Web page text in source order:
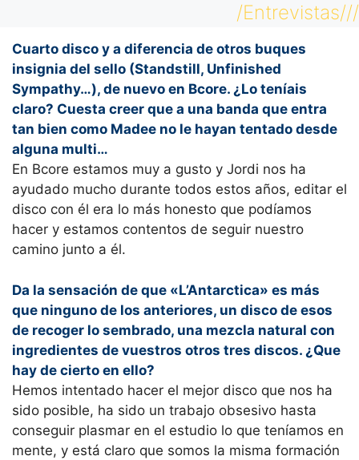
/Entrevistas///
Cuarto disco y a diferencia de otros buques
insignia del sello (Standstill, Unfinished
Sympathy…), de nuevo en Bcore. ¿Lo teníais
claro? Cuesta creer que a una banda que entra
tan bien como Madee no le hayan tentado desde
alguna multi…
En Bcore estamos muy a gusto y Jordi nos ha
ayudado mucho durante todos estos años, editar el
disco con él era lo más honesto que podíamos
hacer y estamos contentos de seguir nuestro
camino junto a él.
Da la sensación de que «L’Antarctica» es más
que ninguno de los anteriores, un disco de esos
de recoger lo sembrado, una mezcla natural con
ingredientes de vuestros otros tres discos. ¿Que
hay de cierto en ello?
Hemos intentado hacer el mejor disco que nos ha
sido posible, ha sido un trabajo obsesivo hasta
conseguir plasmar en el estudio lo que teníamos en
mente, y está claro que somos la misma formación